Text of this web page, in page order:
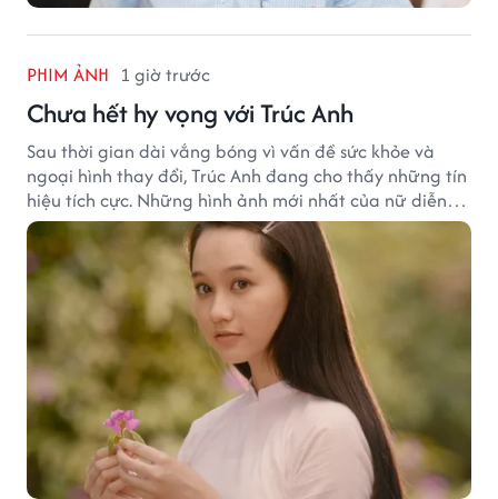
PHIM ẢNH 1 giờ trước
Chưa hết hy vọng với Trúc Anh
Sau thời gian dài vắng bóng vì vấn đề sức khỏe và
ngoại hình thay đổi, Trúc Anh đang cho thấy những tín
hiệu tích cực. Những hình ảnh mới nhất của nữ diễn
viên khiến nhiều khán giả tin rằng hành trình trở lại
của cô vẫn còn nhiều hy vọng.